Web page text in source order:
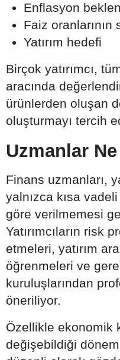
Enflasyon
Faiz oranlarının
Yatırım hedefi
Birçok yatırımcı,
aracında
ürünlerden oluşan
oluşturmayı tercih
Uzmanlar
Finans uzmanları,
yalnızca kısa
göre verilmemesi
Yatırımcıların risk
etmeleri, yatırım
öğrenmeleri ve
kuruluşlarından
öneriliyor.
Özellikle ekonomik
değişebildiği